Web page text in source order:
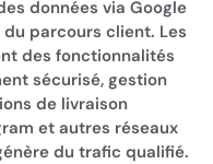
données via Google
parcours client. Les
des fonctionnalités
sécurisé, gestion
de livraison
et autres réseaux
du trafic qualifié.